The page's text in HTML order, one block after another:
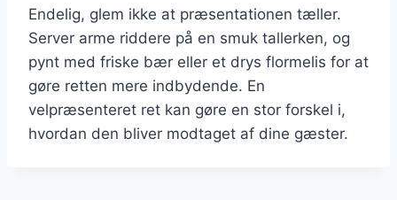
Endelig, glem ikke at præsentationen tæller.
Server arme riddere på en smuk tallerken, og
pynt med friske bær eller et drys flormelis for at
gøre retten mere indbydende. En
velpræsenteret ret kan gøre en stor forskel i,
hvordan den bliver modtaget af dine gæster.